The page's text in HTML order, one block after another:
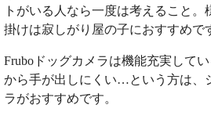
トがいる人なら一度は考えること
掛けは寂しがり屋の子におすすめで
Fruboドッグカメラは機能充実して
から手が出しにくい…という方は、
ラがおすすめです。